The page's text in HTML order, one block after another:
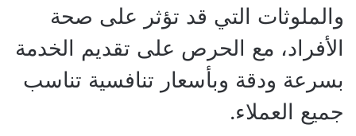
والملوثات التي قد تؤثر على صحة
الأفراد، مع الحرص على تقديم الخدمة
بسرعة ودقة وبأسعار تنافسية تناسب
جميع العملاء.